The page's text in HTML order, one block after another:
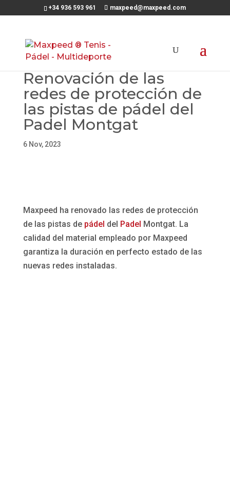
+34 936 593 961 maxpeed@maxpeed.com
Renovación de las
redes de protección de
las pistas de pádel del
Padel Montgat
6 Nov, 2023
Maxpeed ha renovado las redes de protección
de las pistas de pádel del Padel Montgat. La
calidad del material empleado por Maxpeed
garantiza la duración en perfecto estado de las
nuevas redes instaladas.